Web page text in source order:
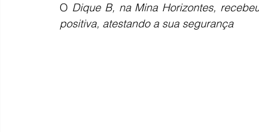
O Dique B, na Mina Horizontes,
positiva, atestando a sua segurança